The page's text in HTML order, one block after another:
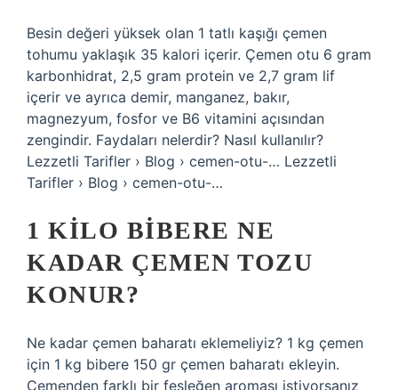
Besin değeri yüksek olan 1 tatlı kaşığı çemen
tohumu yaklaşık 35 kalori içerir. Çemen otu 6 gram
karbonhidrat, 2,5 gram protein ve 2,7 gram lif
içerir ve ayrıca demir, manganez, bakır,
magnezyum, fosfor ve B6 vitamini açısından
zengindir. Faydaları nelerdir? Nasıl kullanılır?
Lezzetli Tarifler › Blog › cemen-otu-… Lezzetli
Tarifler › Blog › cemen-otu-…
1 KILO BIBERE NE
KADAR ÇEMEN TOZU
KONUR?
Ne kadar çemen baharatı eklemeliyiz? 1 kg çemen
için 1 kg bibere 150 gr çemen baharatı ekleyin.
Çemenden farklı bir fesleğen aroması istiyorsanız